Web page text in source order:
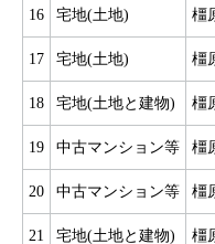
16 宅地(土地) 橿
17 宅地(土地) 橿
18 宅地(土地と建物) 橿
19 中古マンション等 橿
20 中古マンション等 橿
21 宅地(土地と建物) 橿